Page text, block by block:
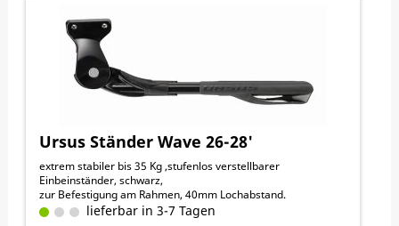
Ursus Ständer Wave 26-28'
extrem stabiler bis 35 Kg ,stufenlos verstellbarer
Einbeinständer, schwarz,
zur Befestigung am Rahmen, 40mm Lochabstand.
lieferbar in 3-7 Tagen